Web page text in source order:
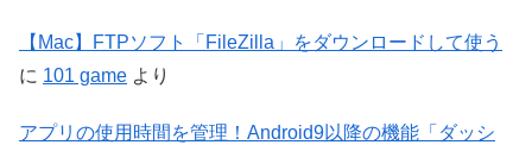
【Mac】FTPソフト「FileZilla」をダウンロードして使う
に 101 game より
アプリの使用時間を管理！Android9以降の機能「ダッシ